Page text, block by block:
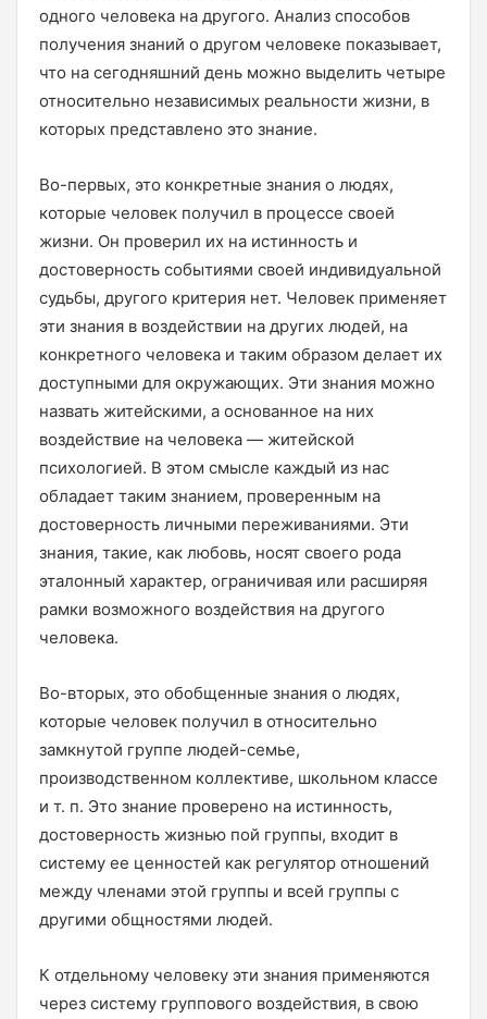
одного человека на другого. Анализ способов
получения знаний о другом человеке показывает,
что на сегодняшний день можно выделить четыре
относительно независимых реальности жизни, в
которых представлено это знание.
Во-первых, это конкретные знания о людях,
которые человек получил в процессе своей
жизни. Он проверил их на истинность и
достоверность событиями своей индивидуальной
судьбы, другого критерия нет. Человек применяет
эти знания в воздействии на других людей, на
конкретного человека и таким образом делает их
доступными для окружающих. Эти знания можно
назвать житейскими, а основанное на них
воздействие на человека — житейской
психологией. В этом смысле каждый из нас
обладает таким знанием, проверенным на
достоверность личными переживаниями. Эти
знания, такие, как любовь, носят своего рода
эталонный характер, ограничивая или расширяя
рамки возможного воздействия на другого
человека.
Во-вторых, это обобщенные знания о людях,
которые человек получил в относительно
замкнутой группе людей-семье,
производственном коллективе, школьном классе
и т. п. Это знание проверено на истинность,
достоверность жизнью пой группы, входит в
систему ее ценностей как регулятор отношений
между членами этой группы и всей группы с
другими общностями людей.
К отдельному человеку эти знания применяются
через систему группового воздействия, в свою